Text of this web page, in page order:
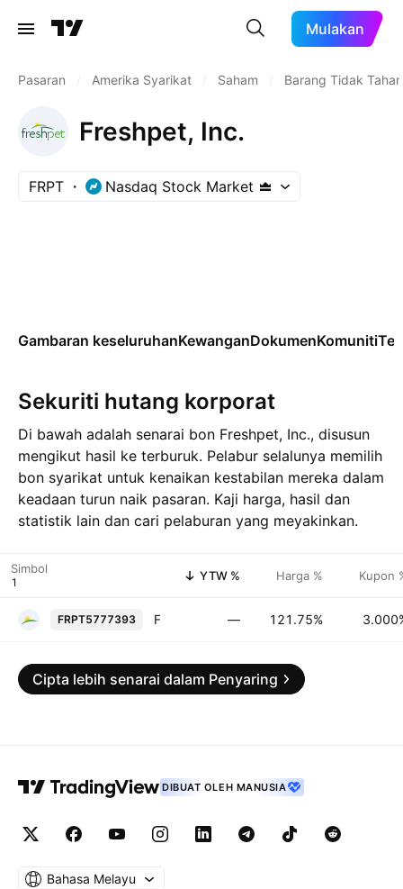
Mulakan
Pasaran Amerika Syarikat Saham Barang Tidak
Freshpet, Inc.
FRPT Nasdaq Stock Market
Gambaran keseluruhanKewanganDokumenKomuniti
Sekuriti hutang korporat
Di bawah adalah senarai bon Freshpet, Inc., disusun
mengikut hasil ke terburuk. Pelabur selalunya memilih
bon syarikat untuk kenaikan kestabilan mereka dalam
keadaan turun naik pasaran. Kaji harga, hasil dan
statistik lain dan cari pelaburan yang meyakinkan.
Simbol YTW % Harga % Kupon
FRPT5777393 — 121.75%
Cipta lebih senarai dalam Penyaring
DIBUAT OLEH MANUSIA
Bahasa Melayu